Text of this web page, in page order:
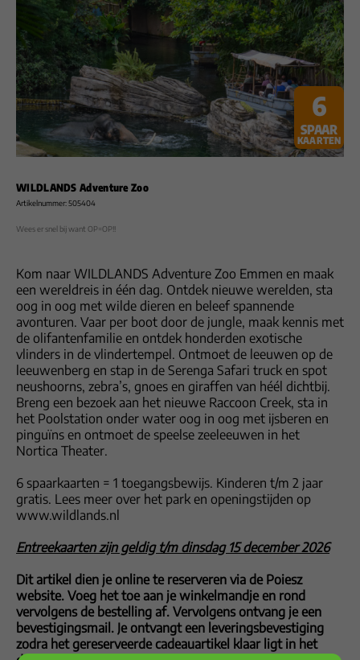
6
SPAAR
KAARTEN
WILDLANDS Adventure Zoo
Artikelnummer: 505404
Wees er snel bij want OP=OP!!
Kom naar WILDLANDS Adventure Zoo Emmen en maak
een wereldreis in één dag. Ontdek nieuwe werelden, sta
oog in oog met wilde dieren en beleef spannende
avonturen. Vaar per boot door de jungle, maak kennis met
de olifantenfamilie en ontdek honderden exotische
vlinders in de vlindertempel. Ontmoet de leeuwen op de
leeuwenberg en stap in de Serenga Safari truck en spot
neushoorns, zebra’s, gnoes en giraffen van héél dichtbij.
Breng een bezoek aan het nieuwe Raccoon Creek, sta in
het Poolstation onder water oog in oog met ijsberen en
pinguïns en ontmoet de speelse zeeleeuwen in het
Nortica Theater.
6 spaarkaarten = 1 toegangsbewijs. Kinderen t/m 2 jaar
gratis. Lees meer over het park en openingstijden op
www.wildlands.nl
Entreekaarten zijn geldig t/m dinsdag 15 december 2026
Dit artikel dien je online te reserveren via de Poiesz
website. Voeg het toe aan je winkelmandje en rond
vervolgens de bestelling af. Vervolgens ontvang je een
bevestigingsmail. Je ontvangt een leveringsbevestiging
zodra het gereserveerde cadeauartikel klaar ligt in het